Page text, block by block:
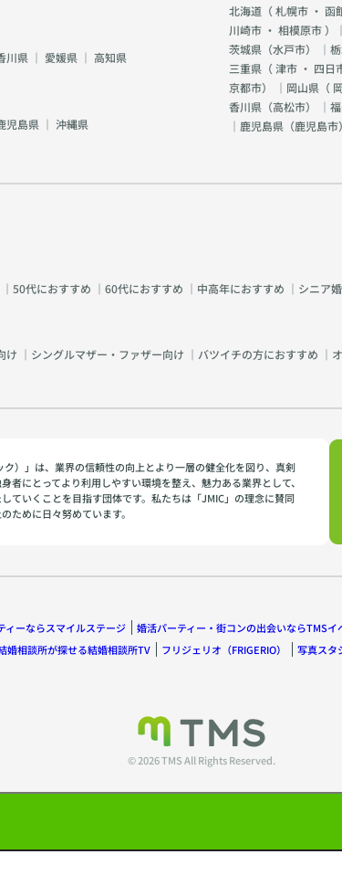
川県 ｜ 愛媛県 ｜ 高知県
児島県 ｜ 沖縄県
北海道（札幌市 ・ 函
川崎市 ・ 相模原市）
茨城県（水戸市） ｜
三重県（津市 ・ 四日
京都市） ｜岡山県（
香川県（高松市） ｜
｜鹿児島県（鹿児島市
｜ 50代におすすめ ｜ 60代におすすめ ｜ 中高年におすすめ ｜ シニア
け ｜ シングルマザー・ファザー向け ｜ バツイチの方におすすめ ｜
ク）」は、業界の信頼性の向上とより一層の健全化を図り、真剣
者にとってより利用しやすい環境を整え、魅力ある業界として、
ていくことを目指す団体です。私たちは「JMIC」の理念に賛同
ために日々努めています。
ィーならスマイルステージ 婚活パーティー・街コンの出会いならTMSイ
婚相談所が探せる結婚相談所TV フリジェリオ（FRIGERIO） 写真スタ
© 2026 TMS All Rights Reserved.